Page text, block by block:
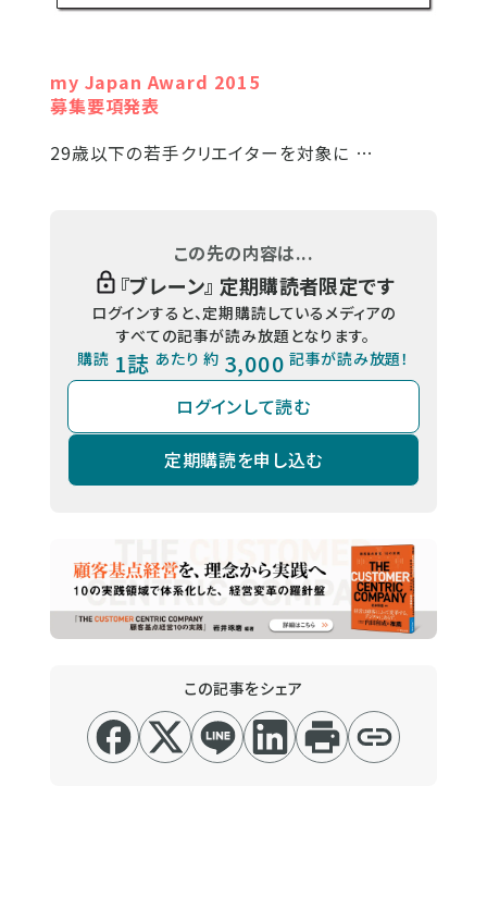
my Japan Award 2015
募集要項発表
29歳以下の若手クリエイターを対象に …
この先の内容は...
『ブレーン』 定期購読者限定です
ログインすると、定期購読しているメディアの
すべての記事が読み放題となります。
購読 1誌 あたり 約 3,000 記事が読み放題！
ログインして読む
定期購読を申し込む
この記事をシェア